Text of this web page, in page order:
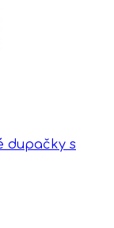
dupačky s